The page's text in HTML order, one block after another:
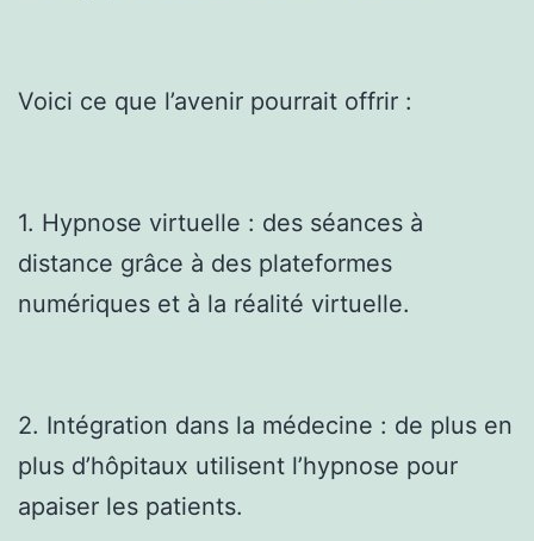
Voici ce que l’avenir pourrait offrir :
1. Hypnose virtuelle : des séances à
distance grâce à des plateformes
numériques et à la réalité virtuelle.
2. Intégration dans la médecine : de plus en
plus d’hôpitaux utilisent l’hypnose pour
apaiser les patients.